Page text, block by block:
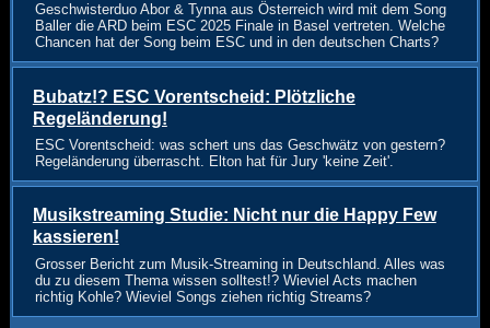
Geschwisterduo Abor & Tynna aus Österreich wird mit dem Song
Baller die ARD beim ESC 2025 Finale in Basel vertreten. Welche
Chancen hat der Song beim ESC und in den deutschen Charts?
Bubatz!? ESC Vorentscheid: Plötzliche
Regeländerung!
ESC Vorentscheid: was schert uns das Geschwätz von gestern?
Regeländerung überrascht. Elton hat für Jury 'keine Zeit'.
Musikstreaming Studie: Nicht nur die Happy Few
kassieren!
Grosser Bericht zum Musik-Streaming in Deutschland. Alles was
du zu diesem Thema wissen solltest!? Wieviel Acts machen
richtig Kohle? Wieviel Songs ziehen richtig Streams?